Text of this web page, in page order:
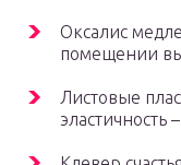
Оксалис
помещении
Листовые
эластичность